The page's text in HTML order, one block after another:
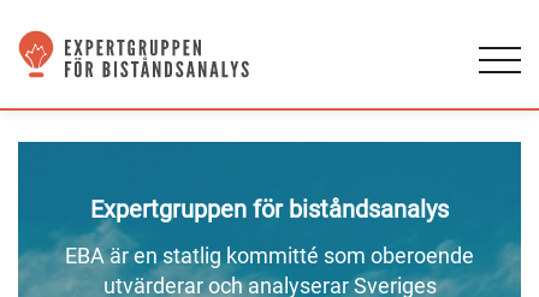
Expertgruppen för biståndsanalys
EBA är en statlig kommitté som oberoende
utvärderar och analyserar Sveriges